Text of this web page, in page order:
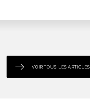
VOIR TOUS LES ARTICLES